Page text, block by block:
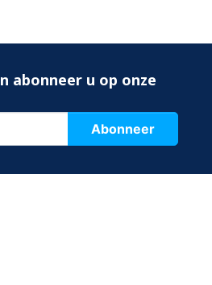
abonneer u op onze
Abonneer